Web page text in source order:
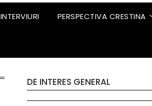
INTERVIURI PERSPECTIVA CRESTINA
DE INTERES GENERAL